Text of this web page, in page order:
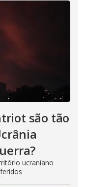
são tão
ucraniano